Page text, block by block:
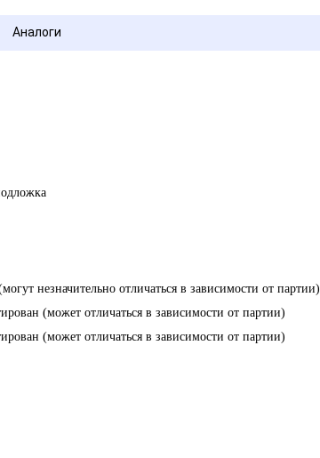
Аналоги
незначительно отличаться в зависимости от партии)
(может отличаться в зависимости от партии)
(может отличаться в зависимости от партии)